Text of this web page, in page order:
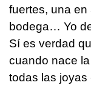
fuertes, una
bodega… Yo
Sí es verdad
cuando nace
todas las joyas